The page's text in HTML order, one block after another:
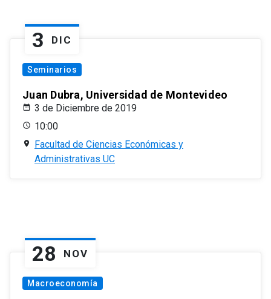
3 DIC
Seminarios
Juan Dubra, Universidad de Montevideo
3 de Diciembre de 2019
10:00
Facultad de Ciencias Económicas y
Administrativas UC
28 NOV
Macroeconomía